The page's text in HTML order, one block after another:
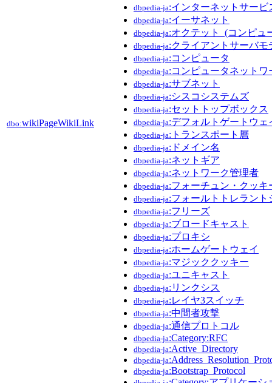
dbo:wikiPageWikiLink
dbpedia-ja:インターネットサービ
dbpedia-ja:イーサネット
dbpedia-ja:オクテット_(コンピュ
dbpedia-ja:クライアントサーバモ
dbpedia-ja:コンピュータ
dbpedia-ja:コンピュータネットワ
dbpedia-ja:サブネット
dbpedia-ja:シスコシステムズ
dbpedia-ja:セットトップボックス
dbpedia-ja:デフォルトゲートウェ
dbpedia-ja:トランスポート層
dbpedia-ja:ドメイン名
dbpedia-ja:ネットギア
dbpedia-ja:ネットワーク管理者
dbpedia-ja:フォーチュン・クッキ
dbpedia-ja:フォールトトレラント
dbpedia-ja:フリーズ
dbpedia-ja:ブロードキャスト
dbpedia-ja:プロキシ
dbpedia-ja:ホームゲートウェイ
dbpedia-ja:マジッククッキー
dbpedia-ja:ユニキャスト
dbpedia-ja:リンクシス
dbpedia-ja:レイヤ3スイッチ
dbpedia-ja:中間者攻撃
dbpedia-ja:通信プロトコル
dbpedia-ja:Category:RFC
dbpedia-ja:Active_Directory
dbpedia-ja
dbpedia-ja:Bootstrap_Protocol